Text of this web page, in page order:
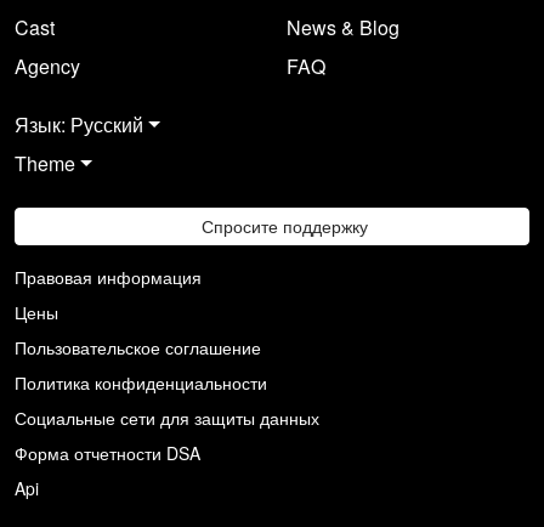
Cast
Agency
News & Blog
FAQ
Язык: Русский
Theme
Спросите поддержку
Правовая информация
Цены
Пользовательское соглашение
Политика конфиденциальности
Социальные сети для защиты данных
Форма отчетности DSA
Api